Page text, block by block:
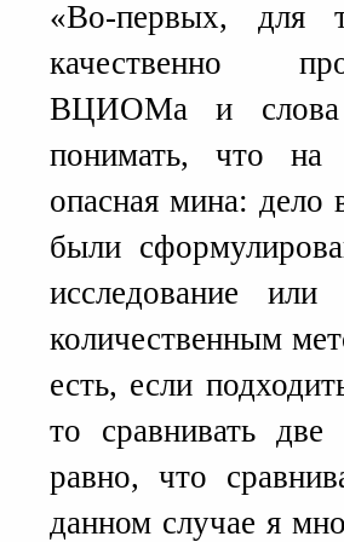
«Во-первых, для
качественно
ВЦИОМа и слова
понимать, что на
опасная мина:
были
исследование
количественным
есть, если
то сравнивать
равно, что
данном случае я